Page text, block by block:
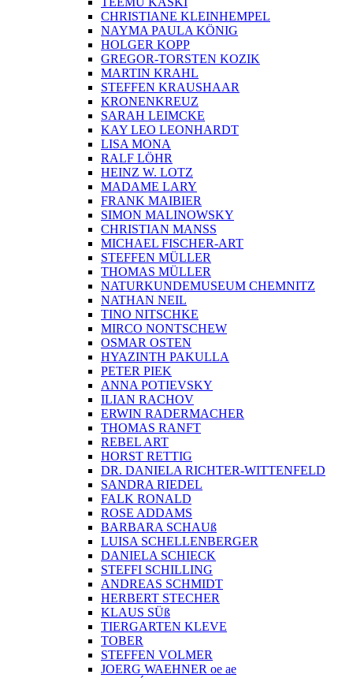
CHRISTIANE KLEINHEMPEL
NAYMA PAULA KÖNIG
HOLGER KOPP
GREGOR-TORSTEN KOZIK
MARTIN KRAHL
STEFFEN KRAUSHAAR
KRONENKREUZ
SARAH LEIMCKE
KAY LEO LEONHARDT
LISA MONA
RALF LÖHR
HEINZ W. LOTZ
MADAME LARY
FRANK MAIBIER
SIMON MALINOWSKY
CHRISTIAN MANSS
MICHAEL FISCHER-ART
STEFFEN MÜLLER
THOMAS MÜLLER
NATURKUNDEMUSEUM CHEMNITZ
NATHAN NEIL
TINO NITSCHKE
MIRCO NONTSCHEW
OSMAR OSTEN
HYAZINTH PAKULLA
PETER PIEK
ANNA POTIEVSKY
ILIAN RACHOV
ERWIN RADERMACHER
THOMAS RANFT
REBEL ART
HORST RETTIG
DR. DANIELA RICHTER-WITTENFELD
SANDRA RIEDEL
FALK RONALD
ROSE ADDAMS
BARBARA SCHAUß
LUISA SCHELLENBERGER
DANIELA SCHIECK
STEFFI SCHILLING
ANDREAS SCHMIDT
HERBERT STECHER
KLAUS SÜß
TIERGARTEN KLEVE
TOBER
STEFFEN VOLMER
JOERG WAEHNER oe ae